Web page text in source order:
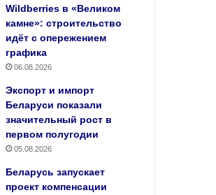
Wildberries в «Великом
камне»: строительство
идёт с опережением
графика
06.08.2026
Экспорт и импорт
Беларуси показали
значительный рост в
первом полугодии
05.08.2026
Беларусь запускает
проект компенсации